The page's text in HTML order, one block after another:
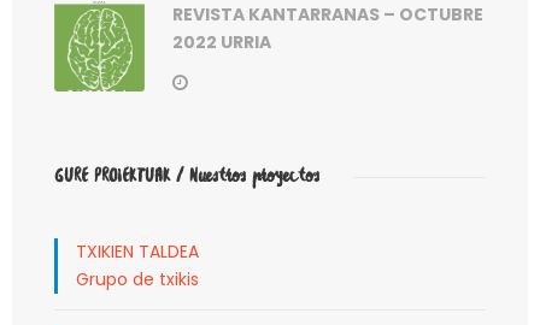
REVISTA KANTARRANAS – OCTUBRE
2022 URRIA
GURE PROIEKTUAK / Nuestros proyectos
TXIKIEN TALDEA
Grupo de txikis